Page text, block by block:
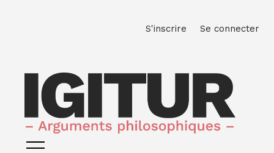
S'inscrire Se connecter